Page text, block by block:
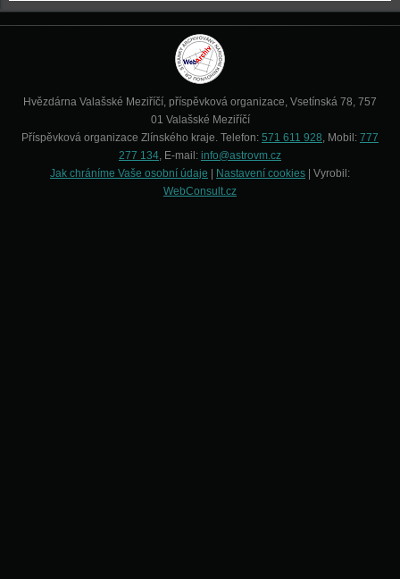
Hvězdárna Valašské Meziříčí, příspěvková organizace, Vsetínská 78, 757
01 Valašské Meziříčí
Příspěvková organizace Zlínského kraje. Telefon: 571 611 928 , Mobil: 777
277 134 , E-mail: info@astrovm.cz
Jak chráníme Vaše osobní údaje | Nastavení cookies | Vyrobil:
WebConsult.cz